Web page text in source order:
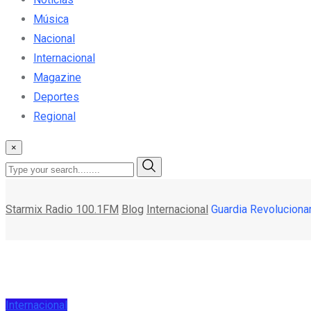
Música
Nacional
Internacional
Magazine
Deportes
Regional
×
Starmix Radio 100.1FM Blog Internacional Guardia
Internacional